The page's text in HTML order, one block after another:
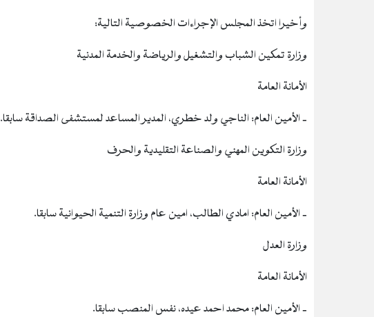
وأخيرا اتخذ المجلس الإجراءات الخصوصية التالية:
وزارة تمكين الشباب والتشغيل والرياضة والخدمة المدنية
الأمانة العامة
‐ الأمين العام: الناجي ولد خطري، المدير المساعد لمستشفى الصداقة سابقا.
وزارة التكوين المهني والصناعة التقليدية والحرف
الأمانة العامة
‐ الأمين العام: امادي الطالب، امين عام وزارة التنمية الحيوانية سابقا.
وزارة العدل
الأمانة العامة
‐ الأمين العام: محمد احمد عيده، نفس المنصب سابقا.